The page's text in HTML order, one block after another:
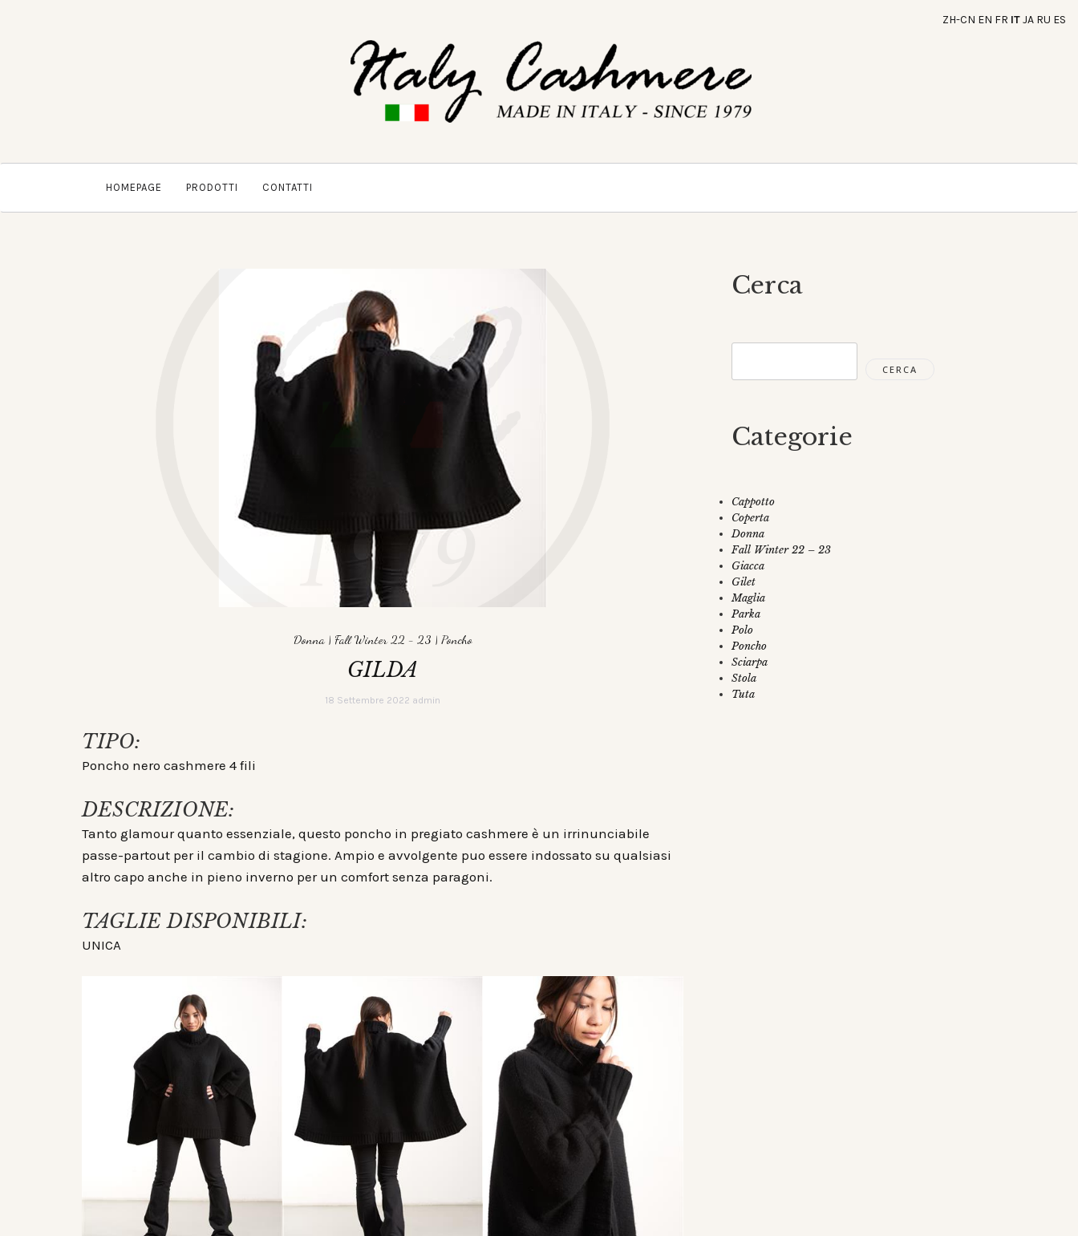
HOMEPAGE PRODOTTI CONTATTI
Donna| Fall Winter 22 - 23 | Poncho
GILDA
18 Settembre 2022 admin
TIPO:
Poncho nero cashmere 4 fili
DESCRIZIONE:
Tanto glamour quanto essenziale, questo poncho in pregiato cashmere è un irrinunciabile
passe-partout per il cambio di stagione. Ampio e avvolgente puo essere indossato su qualsiasi
altro capo anche in pieno inverno per un comfort senza paragoni.
TAGLIE DISPONIBILI:
UNICA
Cerca
CERCA
Categorie
Cappotto
Coperta
Donna
Fall Winter 22 – 23
Giacca
Gilet
Maglia
Parka
Polo
Poncho
Sciarpa
Stola
Tuta
ZH-CN EN FR ITJA RU ES